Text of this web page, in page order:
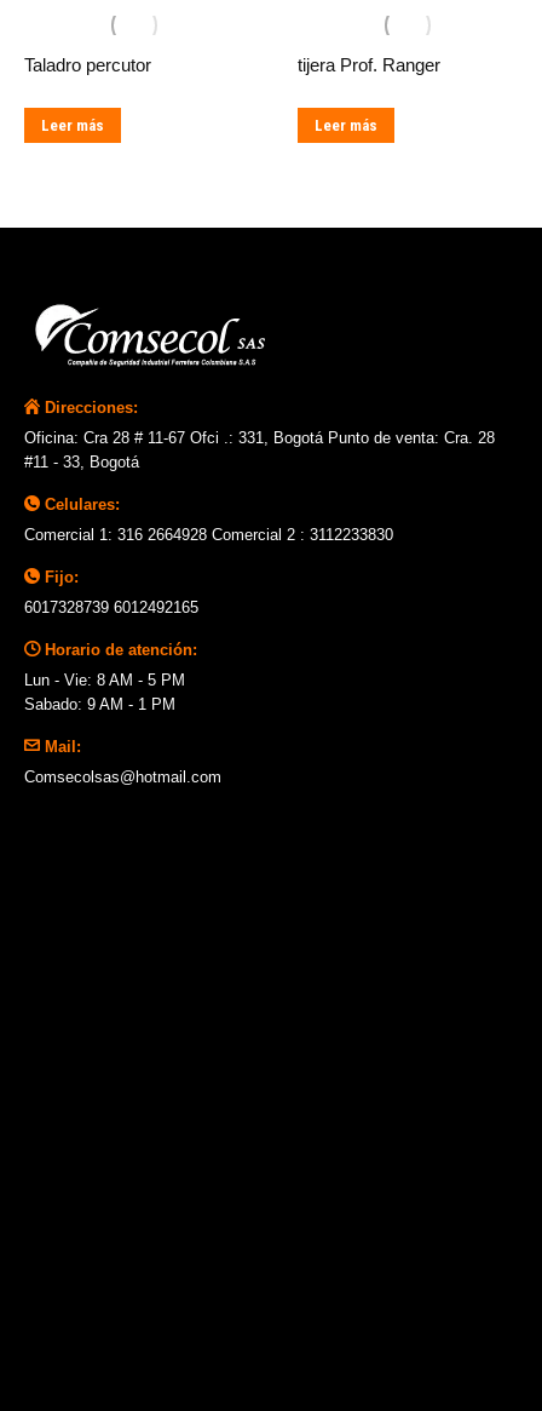
Taladro percutor
Leer más
tijera Prof. Ranger
Leer más
Direcciones:
Oficina: Cra 28 # 11-67 Ofci .: 331, Bogotá Punto de venta: Cra. 28
#11 - 33, Bogotá
Celulares:
Comercial 1: 316 2664928 Comercial 2 : 3112233830
Fijo:
6017328739 6012492165
Horario de atención:
Lun - Vie: 8 AM - 5 PM
Sabado: 9 AM - 1 PM
Mail:
Comsecolsas@hotmail.com